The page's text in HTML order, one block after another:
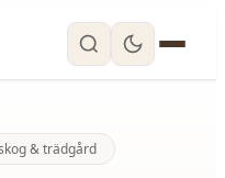
& trädgård